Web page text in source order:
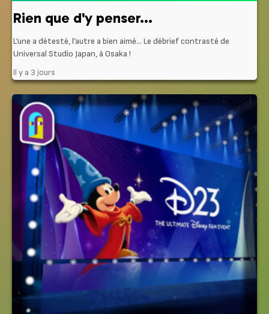
Rien que d'y penser...
L’une a détesté, l’autre a bien aimé… Le débrief contrasté de
Universal Studio Japan, à Osaka !
Il y a 3 jours